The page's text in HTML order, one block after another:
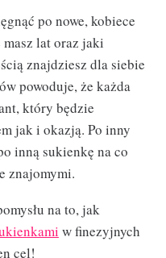
po nowe, kobiece
lat oraz jaki
znajdziesz dla siebie
powoduje, że każda
który będzie
jak i okazją. Po inny
inną sukienkę na co
znajomymi.
na to, jak
w finezyjnych
cel!